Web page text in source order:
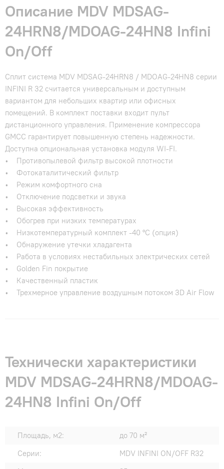
Описание MDV MDSAG-
24HRN8/MDOAG-24HN8 Infini
On/Off
Сплит система MDV MDSAG-24HRN8 / MDOAG-24HN8 серии
INFINI R 32 считается универсальным и доступным
вариантом для небольших квартир или офисных
помещений. В комплект поставки входит пульт
дистанционного управления. Применение компрессора
GMCC гарантирует повышенную степень надежности.
Доступна опциональная установка модуля WI-FI.
• Противопылевой фильтр высокой плотности
• Фотокаталитический фильтр
• Режим комфортного сна
• Отключение подсветки и звука
• Высокая эффективность
• Обогрев при низких температурах
• Низкотемпературный комплект -40 °С (опция)
• Обнаружение утечки хладагента
• Работа в условиях нестабильных электрических сетей
• Golden Fin покрытие
• Качественный пластик
• Трехмерное управление воздушным потоком 3D Air Flow
Технически характеристики
MDV MDSAG-24HRN8/MDOAG-
24HN8 Infini On/Off
Площадь, м2:
до 70 м²
Серии:
MDV INFINI ON/OFF R32